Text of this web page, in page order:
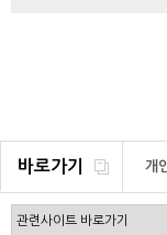
인정보를 지체 없이 파
- 2년간 미 사용 시
- 게시글 등은 회원
기타 관계법령의
정한 일정한 기간
바로가기 개